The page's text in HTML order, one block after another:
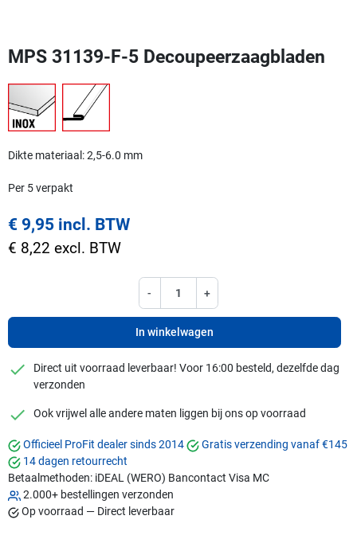
MPS 31139-F-5 Decoupeerzaagbladen
Dikte materiaal: 2,5-6.0 mm
Per 5 verpakt
€ 9,95 incl. BTW
€ 8,22 excl. BTW
- +
In winkelwagen
checkmark
Direct uit voorraad leverbaar! Voor 16:00 besteld, dezelfde dag
verzonden
checkmark
Ook vrijwel alle andere maten liggen bij ons op voorraad
Officieel ProFit dealer sinds 2014
Gratis verzending vanaf €145
14 dagen retourrecht
Betaalmethoden: iDEAL (WERO) Bancontact Visa MC
2.000+ bestellingen verzonden
Op voorraad — Direct leverbaar